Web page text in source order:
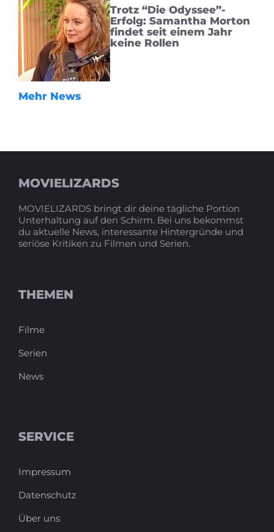
Trotz “Die Odyssee”-
Erfolg: Samantha Morton
findet seit einem Jahr
keine Rollen
Mehr News
MOVIELIZARDS
MOVIELIZARDS bringt dir deine tägliche Portion
Unterhaltung auf den Schirm. Bei uns bekommst
du aktuelle News, interessante Hintergründe und
seriöse Kritiken zu Filmen und Serien.
THEMEN
Filme
Serien
News
SERVICE
Impressum
Datenschutz
Über uns